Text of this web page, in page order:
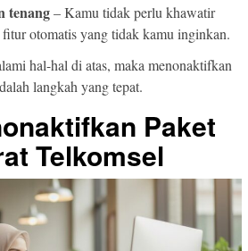
tenang– Kamu tidak perlu khawatir
otomatis yang tidak kamu inginkan.
hal-hal di atas, maka menonaktifkan
langkah yang tepat.
Paket
Telkomsel